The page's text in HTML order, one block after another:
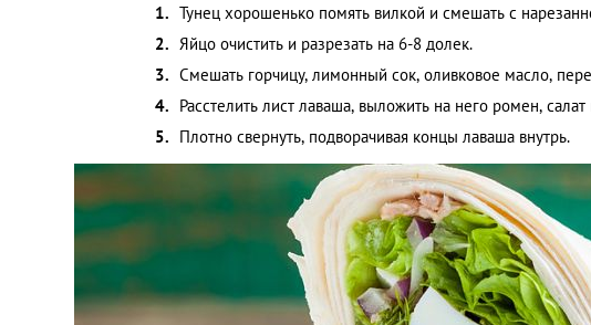
Тунец хорошенько помять вилкой и смешать с
Яйцо очистить и разрезать на 6-8 долек.
Смешать горчицу, лимонный сок, оливковое масло,
Расстелить лист лаваша, выложить на него ромен,
Плотно свернуть, подворачивая концы лаваша внутрь.